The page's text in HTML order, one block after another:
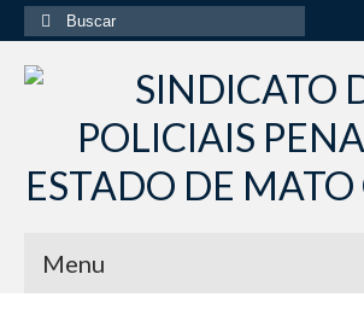
Buscar
por:
Menu